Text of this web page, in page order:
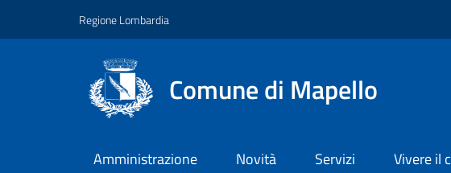
Regione Lombardia
Comune di Mapello
Amministrazione Novità Servizi Vivere il